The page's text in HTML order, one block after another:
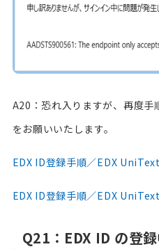
A20：恐れ入りますが、再度手
をお願いいたします。
EDX ID登録手順／EDX
EDX ID登録手順／EDX
Q21：EDX ID の登